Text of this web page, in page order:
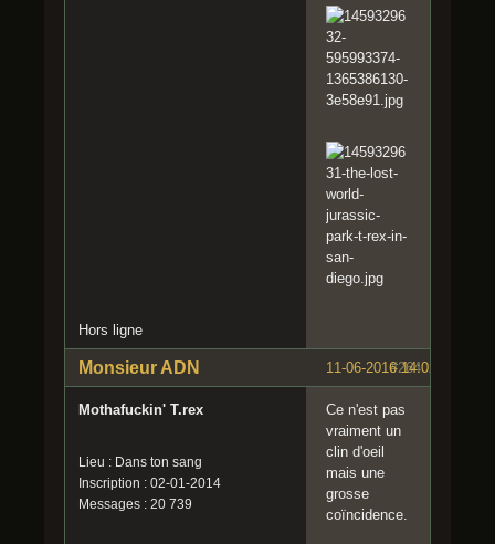
Hors ligne
#264
11-06-2016 14:02:57
Monsieur ADN
Mothafuckin' T.rex
Lieu : Dans ton sang
Inscription : 02-01-2014
Messages : 20 739
Ce n'est pas
vraiment un
clin d'oeil
mais une
grosse
coïncidence.